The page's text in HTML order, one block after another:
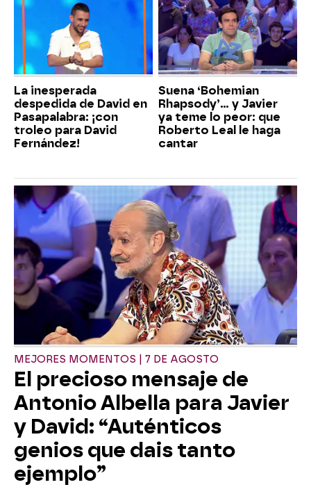
La inesperada
despedida de David en
Pasapalabra: ¡con
troleo para David
Fernández!
Suena ‘Bohemian
Rhapsody’... y Javier
ya teme lo peor: que
Roberto Leal le haga
cantar
MEJORES MOMENTOS | 7 DE AGOSTO
El precioso mensaje de
Antonio Albella para Javier
y David: “Auténticos
genios que dais tanto
ejemplo”